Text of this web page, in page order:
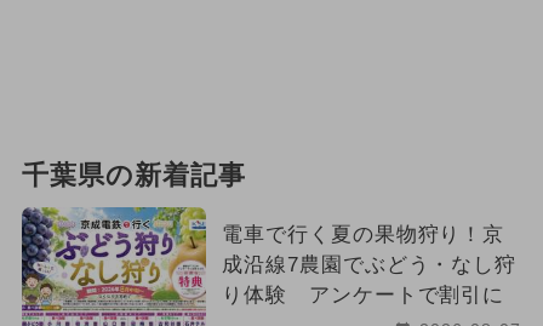
千葉県の新着記事
電車で行く夏の果物狩り！京
成沿線7農園でぶどう・なし狩
り体験 アンケートで割引に